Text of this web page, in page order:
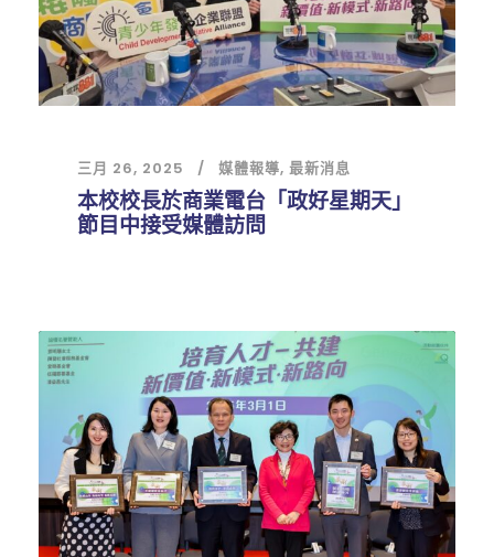
三月 26, 2025 媒體報導, 最新消息
本校校長於商業電台「政好星期天」
節目中接受媒體訪問